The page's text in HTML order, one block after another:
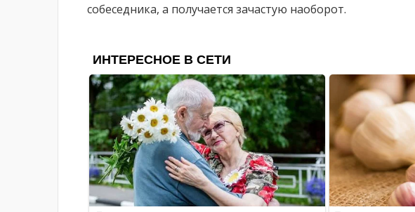
собеседника, а получается зачастую наоборот.